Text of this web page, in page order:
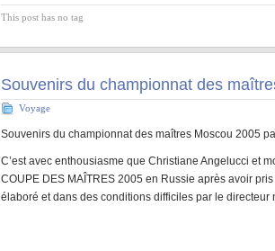
This post has no tag
Souvenirs du championnat des
Voyage
Souvenirs du championnat des maîtres Moscou 2005
C’est avec enthousiasme que Christiane Angelucci et
COUPE DES MAÎTRES 2005 en Russie après avoir
élaboré et dans des conditions difficiles par le